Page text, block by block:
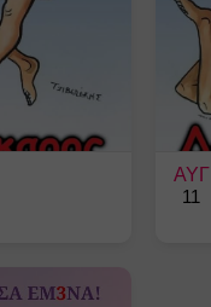
ΑΥΓ
11